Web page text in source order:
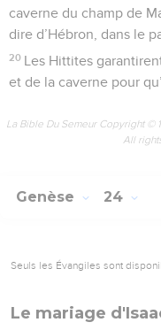
caverne du champ de
dire d’Hébron, dans le
20 Les Hittites
et de la caverne pour
La Bible Du Semeur Copyright ©
All
Genèse 24
Seuls les Évangiles sont
Le mariage